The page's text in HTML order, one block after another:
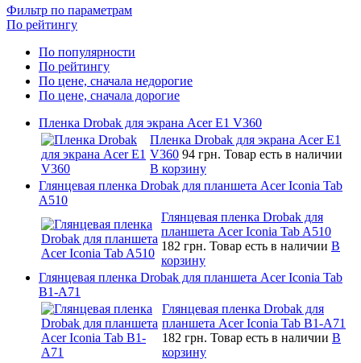
Фильтр по параметрам
По рейтингу
По популярности
По рейтингу
По цене, сначала недорогие
По цене, сначала дорогие
Пленка Drobak для экрана Acer E1 V360
Пленка Drobak для экрана Acer E1
V360 94 грн. Товар есть в наличии
В корзину
Глянцевая пленка Drobak для планшета Acer Iconia Tab
A510
Глянцевая пленка Drobak для
планшета Acer Iconia Tab A510
182 грн. Товар есть в наличии В
корзину
Глянцевая пленка Drobak для планшета Acer Iconia Tab
B1-A71
Глянцевая пленка Drobak для
планшета Acer Iconia Tab B1-A71
182 грн. Товар есть в наличии В
корзину